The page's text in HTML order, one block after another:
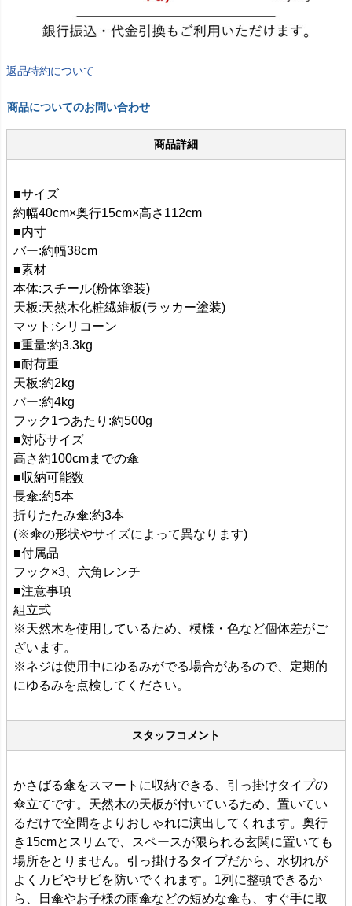
返品特約について
商品についてのお問い合わせ
商品詳細
■サイズ
約幅40cm×奥行15cm×高さ112cm
■内寸
バー:約幅38cm
■素材
本体:スチール(粉体塗装)
天板:天然木化粧繊維板(ラッカー塗装)
マット:シリコーン
■重量:約3.3kg
■耐荷重
天板:約2kg
バー:約4kg
フック1つあたり:約500g
■対応サイズ
高さ約100cmまでの傘
■収納可能数
長傘:約5本
折りたたみ傘:約3本
(※傘の形状やサイズによって異なります)
■付属品
フック×3、六角レンチ
■注意事項
組立式
※天然木を使用しているため、模様・色など個体差がご
ざいます。
※ネジは使用中にゆるみがでる場合があるので、定期的
にゆるみを点検してください。
スタッフコメント
かさばる傘をスマートに収納できる、引っ掛けタイプの
傘立てです。天然木の天板が付いているため、置いてい
るだけで空間をよりおしゃれに演出してくれます。奥行
き15cmとスリムで、スペースが限られる玄関に置いても
場所をとりません。引っ掛けるタイプだから、水切れが
よくカビやサビを防いでくれます。1列に整頓できるか
ら、日傘やお子様の雨傘などの短めな傘も、すぐ手に取